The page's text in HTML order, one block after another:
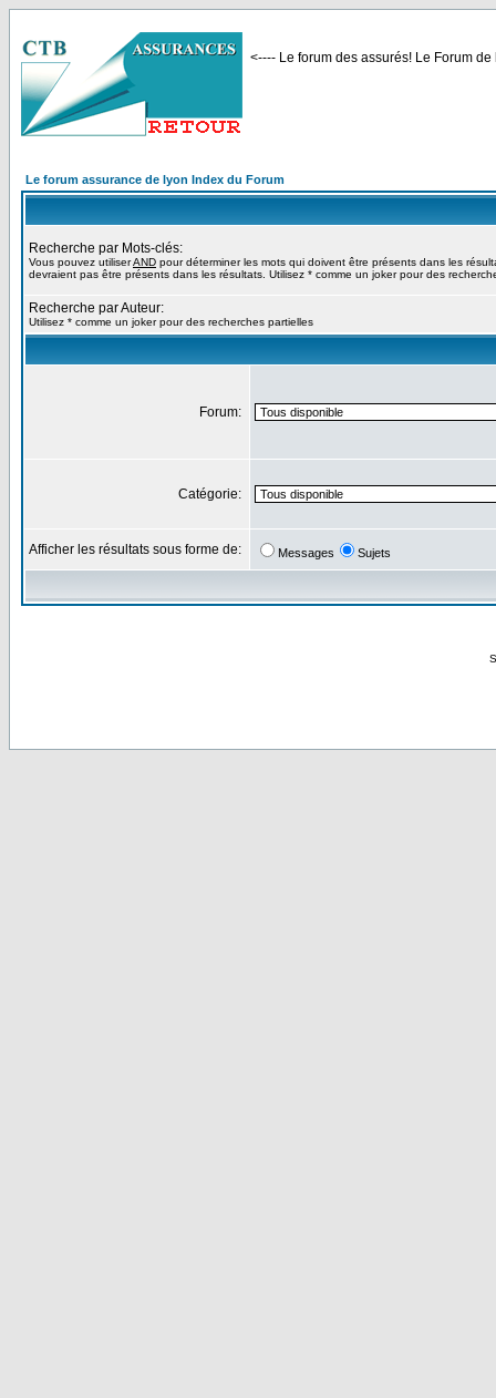
<---- Le forum des assurés! Le Forum
Le forum assurance de lyon Index du Forum
Recherche par Mots-clés:
Vous pouvez utiliserAND pour déterminer les mots qui doivent être présents dans les
devraient pas être présents dans les résultats. Utilisez * comme un joker pour des
Recherche par Auteur:
Utilisez * comme un joker pour des recherches partielles
Forum:
Catégorie:
Afficher les résultats sous forme de: Messages Sujets